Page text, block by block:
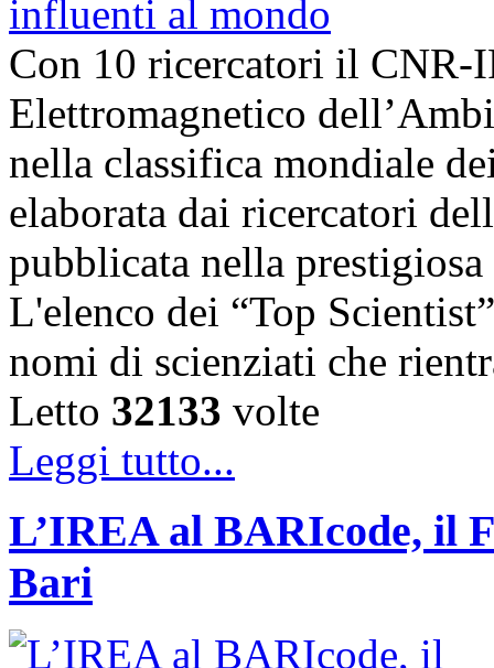
Con 10 ricercatori il
Elettromagnetico
nella classifica mondiale
elaborata dai ricercatori
pubblicata nella
L'elenco dei “Top
nomi di scienziati che
Letto 32133 volte
Leggi tutto...
L’IREA al BARIcode, il
Bari